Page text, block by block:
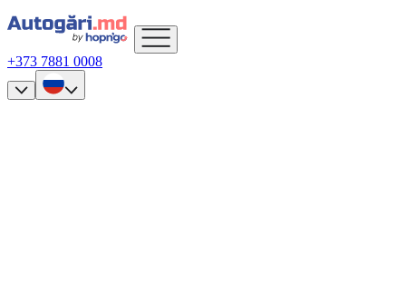
+373 7881 0008